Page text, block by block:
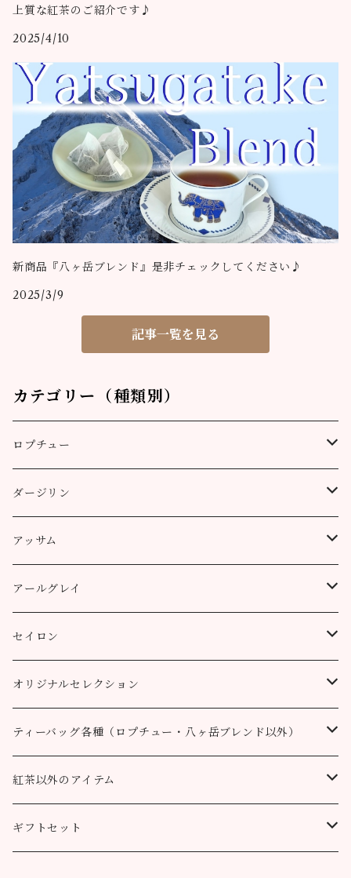
上質な紅茶のご紹介です♪
2025/4/10
新商品『八ヶ岳ブレンド』是非チェックしてください♪
2025/3/9
記事一覧を見る
カテゴリー（種類別）
ロプチュー
缶（リーフ）
ティーバッグ
3個
10個
アルミ袋（リーフ）
100g
200g
ティーポット用ティーバッグ
ダージリン
プッタボン茶園
50g
100g
ハッピーバレー茶園
50g
100g
キャッスルトン茶園
50g
100g
ロヒーニ茶園
50g
100g
アッサム
リーフ
100g
200g
CTC
100g
200g
アールグレイ
アールグレイ
100g
200g
アールグレイ・オリジナルブレンド
100g
200g
セイロン
ウバ
100g
200g
ルフナ
100g
200g
オリジナルセレクション
八ヶ岳ブレンド
ティーバッグ30個入り
ティーバッグ70個入り
オーガニック （テミ茶園）
ニルギリ（カムラージ茶園）
ティーバッグ各種（ロプチュー・八ヶ岳ブレンド以外）
ティーバッグ10個
ティーバッグ20個
紅茶以外のアイテム
カレーパウダー
ギフトセット